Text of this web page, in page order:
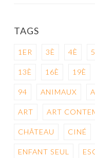
TAGS
1ER 3È 4È
13È 16È 19È
94 ANIMAUX
ART ART
CHÂTEAU CINÉ
ENFANT SEUL